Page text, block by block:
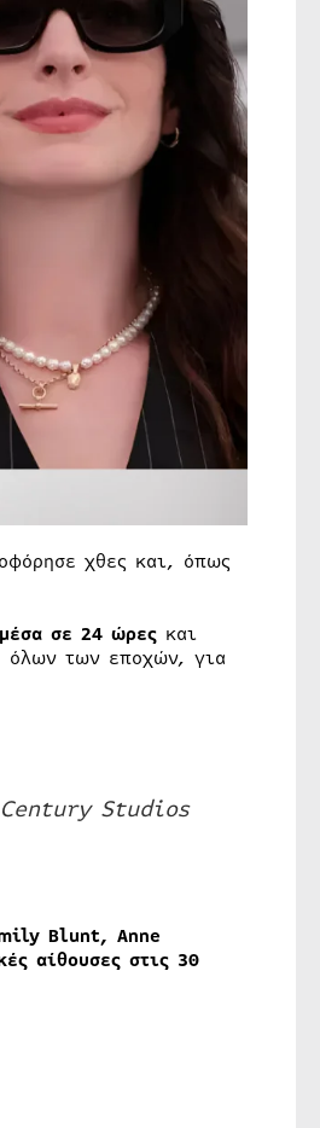
χθες και, όπως
σε 24 ώρεςκαι
όλων των εποχών, για
Studios
Blunt, Anne
αίθουσες στις 30